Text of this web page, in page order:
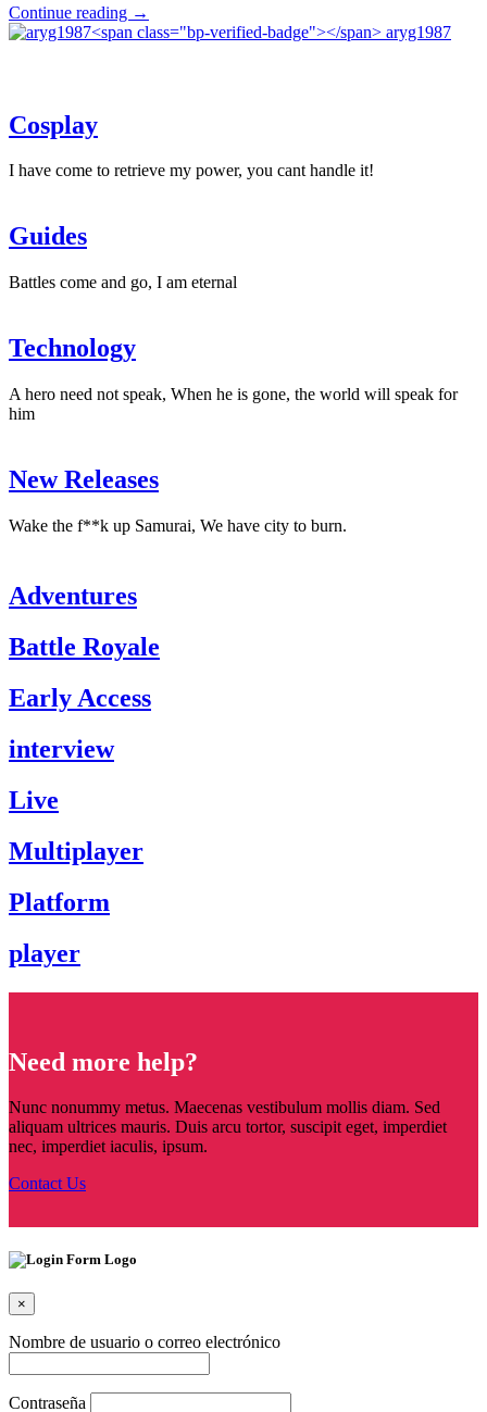
Continue reading "Cronos:
The
Team"
→
aryg1987
Cosplay
I have come to retrieve my power, you cant handle it!
Guides
Battles come and go, I am eternal
Technology
A hero need not speak, When he is gone, the world will speak for
him
New Releases
Wake the f**k up Samurai, We have city to burn.
Adventures
Battle Royale
Early Access
interview
Live
Multiplayer
Platform
player
Need more help?
Nunc nonummy metus. Maecenas vestibulum mollis diam. Sed
aliquam ultrices mauris. Duis arcu tortor, suscipit eget, imperdiet
nec, imperdiet iaculis, ipsum.
Contact Us
×
Nombre de usuario o correo electrónico
Contraseña